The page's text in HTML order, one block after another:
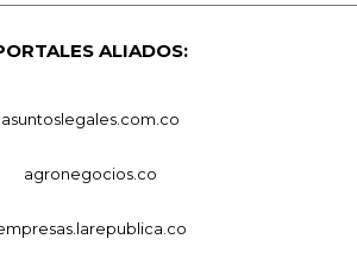
ALIADOS:
asuntoslegales.com.co
agronegocios.co